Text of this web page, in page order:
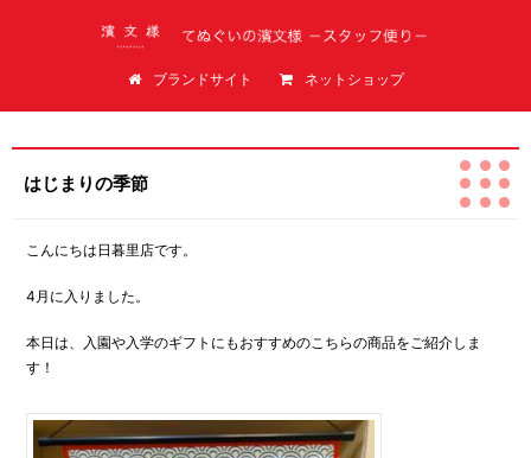
ブランドサイト ネットショップ
はじまりの季節
こんにちは日暮里店です。
4月に入りました。
本日は、入園や入学のギフトにもおすすめのこちらの商品をご紹介しま
す！